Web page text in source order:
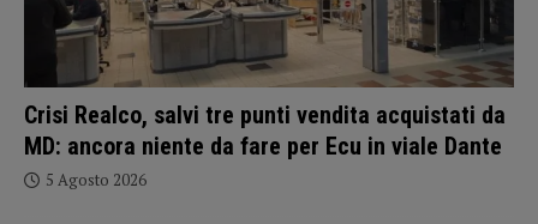
Crisi Realco, salvi tre punti vendita acquistati da
MD: ancora niente da fare per Ecu in viale Dante
5 Agosto 2026